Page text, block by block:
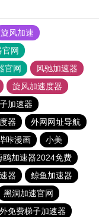
旋风加速
官网
官网
风驰加速器
旋风加速度器
加速器
器
外网网址导航
咔漫画
小美
鸥加速器2024免费
器
鲸鱼加速器
黑洞加速官网
免费梯子加速器